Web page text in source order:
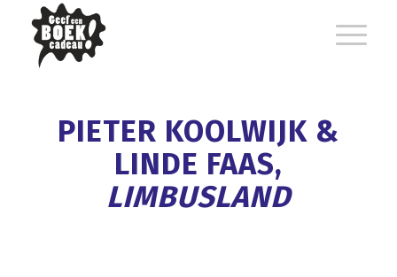
PIETER KOOLWIJK &
LINDE FAAS,
LIMBUSLAND